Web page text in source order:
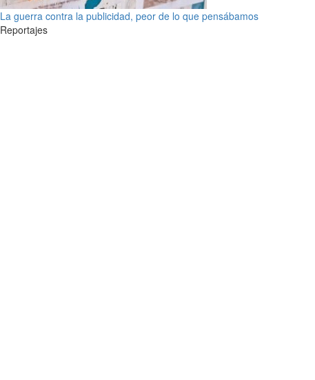
La guerra contra la publicidad, peor de lo que pensábamos
Reportajes